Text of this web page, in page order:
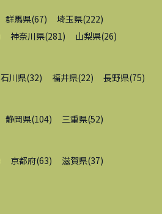
群馬県(67) 埼玉県(222)
神奈川県(281 ) 山梨県(26)
石川県(32) 福井県(22) 長野県(75)
静岡県(104) 三重県(52)
京都府(63) 滋賀県(37)